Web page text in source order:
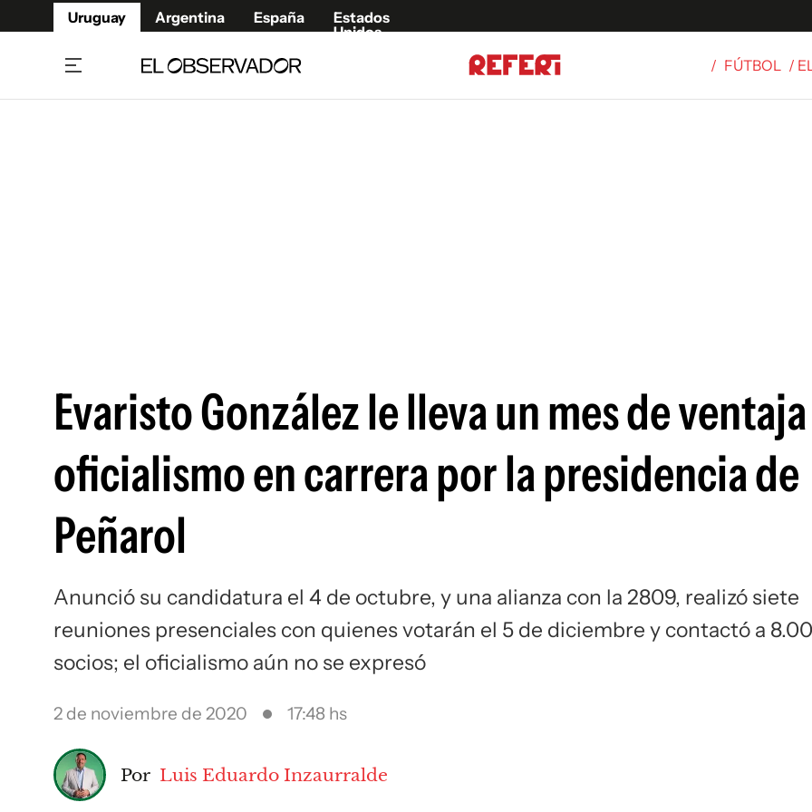
Uruguay Argentina España
Estados
Unidos
/ FÚTBOL /
Evaristo González le lleva un mes de
oficialismo en carrera por la presidencia de
Peñarol
Anunció su candidatura el 4 de octubre, y una alianza con la 2809, realizó siete
reuniones presenciales con quienes votarán el 5 de diciembre y contactó a
socios; el oficialismo aún no se expresó
2 de noviembre de 2020 17:48 hs
Por Luis Eduardo Inzaurralde